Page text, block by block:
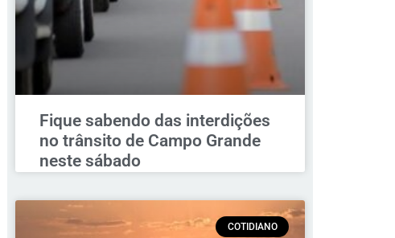
Fique sabendo das interdições
no trânsito de Campo Grande
neste sábado
COTIDIANO